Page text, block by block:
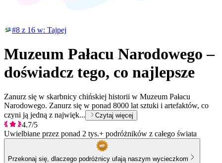
#8 z 16 w: Tajpej
Muzeum Pałacu Narodowego –
doświadcz tego, co najlepsze
Zanurz się w skarbnicy chińskiej historii w Muzeum Pałacu
Narodowego. Zanurz się w ponad 8000 lat sztuki i artefaktów, co
czyni ją jedną z najwięk...
Czytaj więcej
4.7/5
Uwielbiane przez ponad 2 tys.+ podróżników z całego świata
Przekonaj się, dlaczego podróżnicy ufają naszym wycieczkom